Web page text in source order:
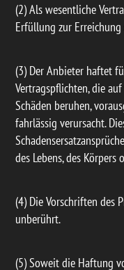
(2) Als wesentliche
Erfüllung zur
(3) Der Anbieter haftet
Vertragspflichten, die
Schäden beruhen,
fahrlässig verursacht.
des Lebens, des
(4) Die Vorschriften des
unberührt.
(5) Soweit die Haftung